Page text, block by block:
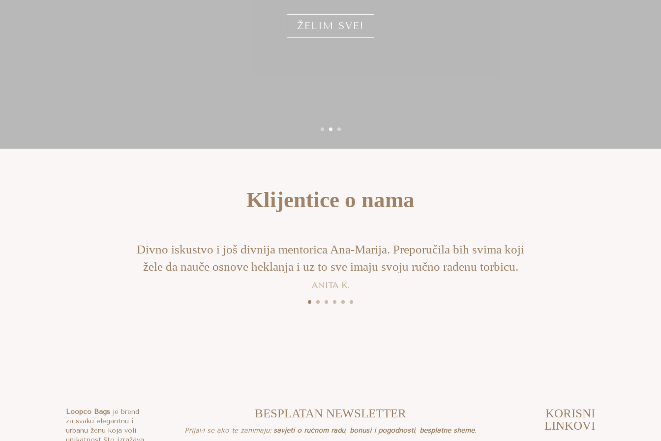
Klijentice o nama
Divno iskustvo i još divnija mentorica Ana-Marija. Preporučila bih svima koji
žele da nauče osnove heklanja i uz to sve imaju svoju ručno rađenu torbicu.
ANITA K.
Loopco Bags je brend
za svaku elegantnu i
urbanu ženu koja voli
BESPLATAN NEWSLETTER
Prijavi se ako te zanimaju: savjeti o ručnom radu, bonusi i pogodnosti, besplatne sheme.
KORISNI
LINKOVI